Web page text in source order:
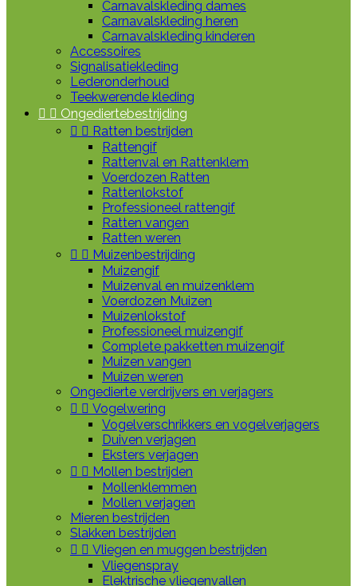
Carnavalskleding dames
Carnavalskleding heren
Carnavalskleding kinderen
Accessoires
Signalisatiekleding
Lederonderhoud
Teekwerende kleding
  Ongediertebestrijding
  Ratten bestrijden
Rattengif
Rattenval en Rattenklem
Voerdozen Ratten
Rattenlokstof
Professioneel rattengif
Ratten vangen
Ratten weren
  Muizenbestrijding
Muizengif
Muizenval en muizenklem
Voerdozen Muizen
Muizenlokstof
Professioneel muizengif
Complete pakketten muizengif
Muizen vangen
Muizen weren
Ongedierte verdrijvers en verjagers
  Vogelwering
Vogelverschrikkers en vogelverjagers
Duiven verjagen
Eksters verjagen
  Mollen bestrijden
Mollenklemmen
Mollen verjagen
Mieren bestrijden
Slakken bestrijden
  Vliegen en muggen bestrijden
Vliegenspray
Elektrische vliegenvallen